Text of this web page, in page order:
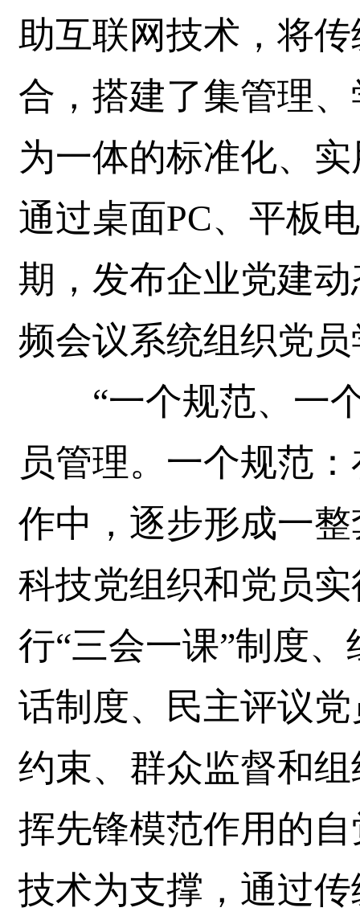
助互联网技术，将
合，搭建了集管理
为一体的标准化、
通过桌面PC、平板
期，发布企业党建
频会议系统组织党
“一个规范、一个
员管理。一个规范
作中，逐步形成一
科技党组织和党员
行“三会一课”制度
话制度、民主评议
约束、群众监督和
挥先锋模范作用的
技术为支撑，通过